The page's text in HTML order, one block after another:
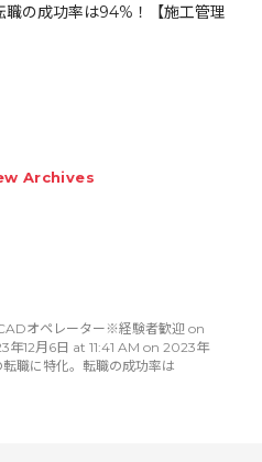
の成功率は94%！【施工管理
Archives
オペレーター※経験者歓迎 on
年12月6日 at 11:41 AM on 2023年
職に特化。転職の成功率は